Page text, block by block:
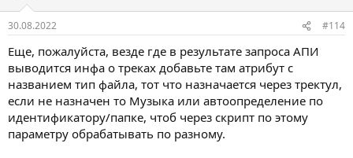
30.08.2022 #114
Еще, пожалуйста, везде где в результате запроса АПИ
выводится инфа о треках добавьте там атрибут с
названием тип файла, тот что назначается через тректул,
если не назначен то Музыка или автоопределение по
идентификатору/папке, чтоб через скрипт по этому
параметру обрабатывать по разному.